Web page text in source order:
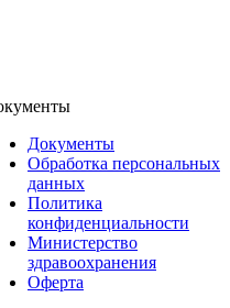
Документы
Обработка персональных
данных
Политика
конфиденциальности
Министерство
здравоохранения
Оферта